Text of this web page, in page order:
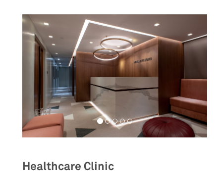
Healthcare Clinic